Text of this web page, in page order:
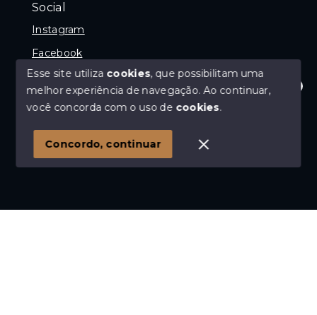
Olá! Estamos disponíveis para te ajudar.
Social
Instagram
Facebook
© Copyright 2026 - Imóvel com Geraldo - Avaliador e
SITE PARA IMOBILIARIA
Esse site utiliza cookies, que possibilitam uma
melhor experiência de navegação.Ao continuar,
você concorda com o uso de cookies.
Concordo, continuar